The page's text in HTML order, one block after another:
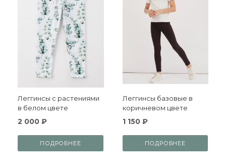
Леггинсы с растениями
в белом цвете
2 000 ₽
ПОДРОБНЕЕ
Леггинсы базовые в
коричневом цвете
1 150 ₽
ПОДРОБНЕЕ